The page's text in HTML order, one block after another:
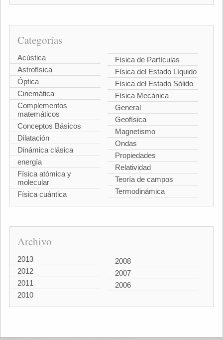
Categorías
Acústica
Astrofísica
Óptica
Cinemática
Complementos
matemáticos
Conceptos Básicos
Dilatación
Dinámica clásica
energía
Física atómica y
molecular
Física cuántica
Física de Partículas
Física del Estado Líquido
Física del Estado Sólido
Física Mecánica
General
Geofísica
Magnetismo
Ondas
Propiedades
Relatividad
Teoría de campos
Termodinámica
Archivo
2013
2012
2011
2010
2008
2007
2006